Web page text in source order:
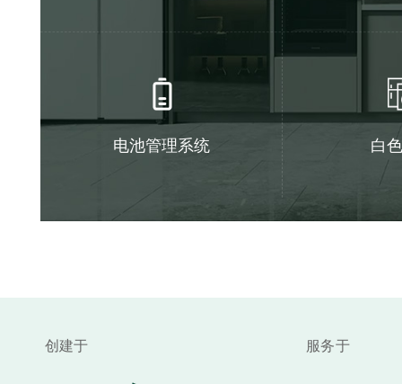
电池管理系统 白
创建于 服务于